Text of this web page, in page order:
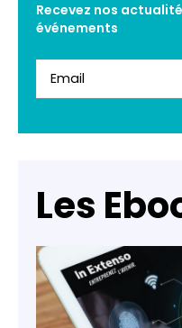
Recevez nos
événements
Les